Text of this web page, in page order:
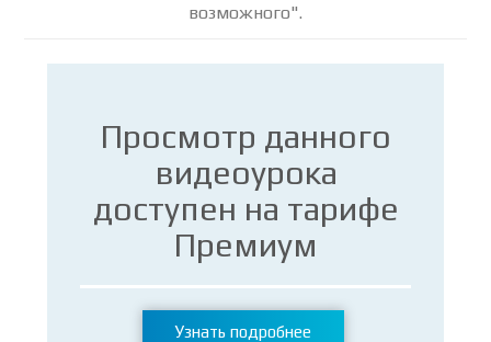
возможного".
Просмотр данного
видеоурока
доступен на тарифе
Премиум
Узнать подробнее